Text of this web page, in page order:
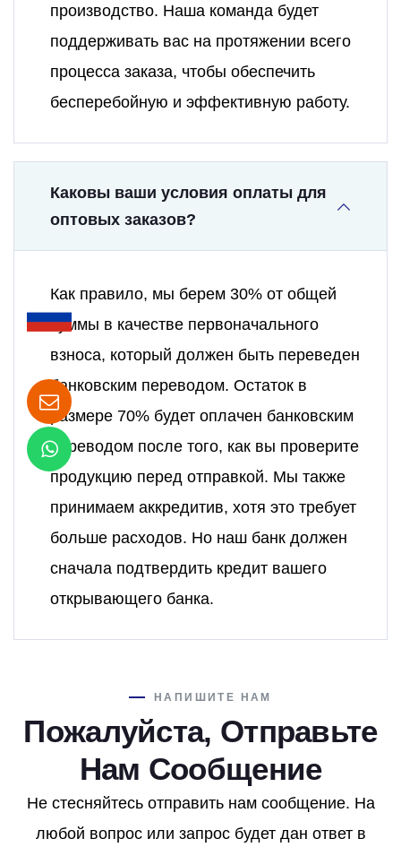
производство. Наша команда будет
поддерживать вас на протяжении всего
процесса заказа, чтобы обеспечить
бесперебойную и эффективную работу.
Каковы ваши условия оплаты для
оптовых заказов?
Как правило, мы берем 30% от общей
суммы в качестве первоначального
взноса, который должен быть переведен
банковским переводом. Остаток в
размере 70% будет оплачен банковским
переводом после того, как вы проверите
продукцию перед отправкой. Мы также
принимаем аккредитив, хотя это требует
больше расходов. Но наш банк должен
сначала подтвердить кредит вашего
открывающего банка.
НАПИШИТЕ НАМ
Пожалуйста, Отправьте
Нам Сообщение
Не стесняйтесь отправить нам сообщение. На
любой вопрос или запрос будет дан ответ в